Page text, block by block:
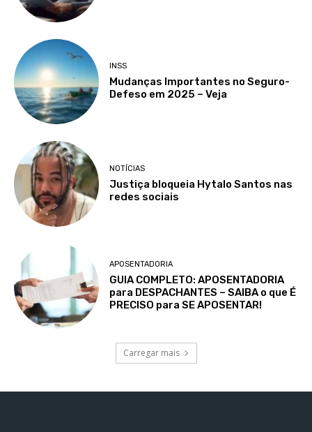
INSS
Mudanças Importantes no Seguro-
Defeso em 2025 – Veja
NOTÍCIAS
Justiça bloqueia Hytalo Santos nas
redes sociais
APOSENTADORIA
GUIA COMPLETO: APOSENTADORIA
para DESPACHANTES – SAIBA o que É
PRECISO para SE APOSENTAR!
Carregar mais